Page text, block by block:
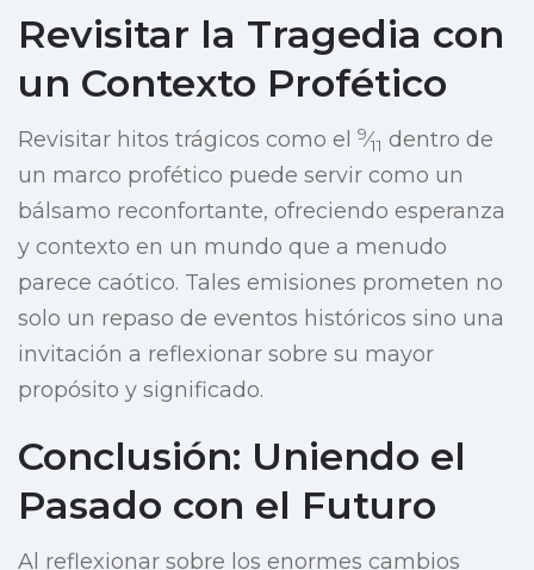
Revisitar la Tragedia con
un Contexto Profético
Revisitar hitos trágicos como el 9⁄11 dentro de
un marco profético puede servir como un
bálsamo reconfortante, ofreciendo esperanza
y contexto en un mundo que a menudo
parece caótico. Tales emisiones prometen no
solo un repaso de eventos históricos sino una
invitación a reflexionar sobre su mayor
propósito y significado.
Conclusión: Uniendo el
Pasado con el Futuro
Al reflexionar sobre los enormes cambios